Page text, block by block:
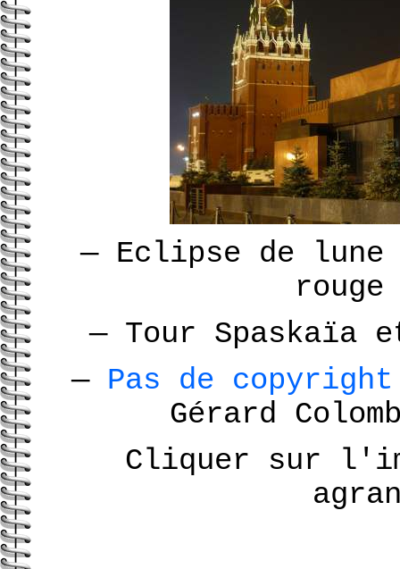
— Eclipse de
rouge
— Tour Spaskaïa
— Pas de copyright
Gérard
Cliquer sur